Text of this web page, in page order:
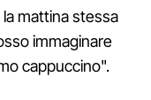
mattina stessa
immaginare
cappuccino".